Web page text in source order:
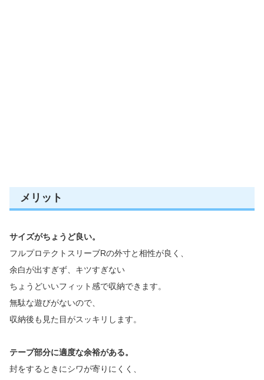
メリット
サイズがちょうど良い。
フルプロテクトスリーブRの外寸と相性が良く、
余白が出すぎず、キツすぎない
ちょうどいいフィット感で収納できます。
無駄な遊びがないので、
収納後も見た目がスッキリします。
テープ部分に適度な余裕がある。
封をするときにシワが寄りにくく、